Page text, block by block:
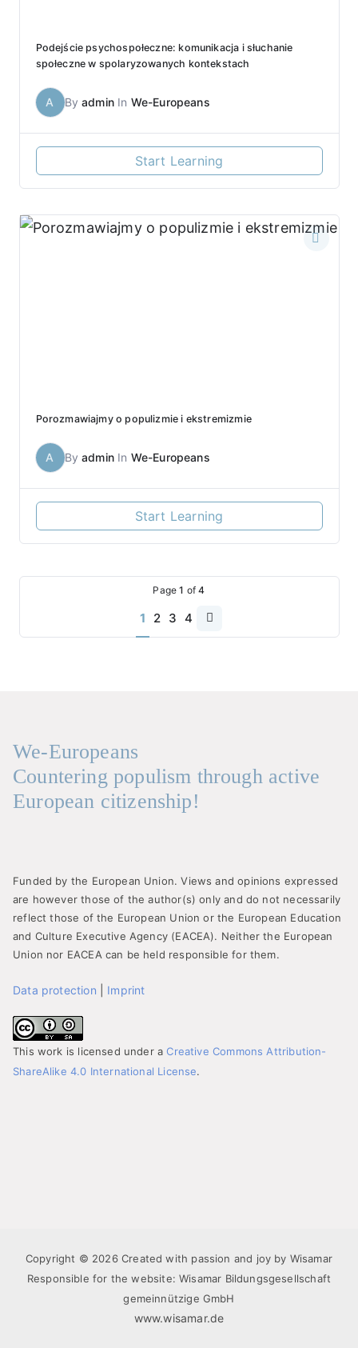
Podejście psychospołeczne: komunikacja i słuchanie
społeczne w spolaryzowanych kontekstach
A ByadminIn We-Europeans
Start Learning
Porozmawiajmy o populizmie i ekstremizmie
A ByadminIn We-Europeans
Start Learning
Page1 of4
1 2 3 4
Next
We-Europeans
Countering populism through active
European citizenship!
Funded by the European Union. Views and opinions expressed
are however those of the author(s) only and do not necessarily
reflect those of the European Union or the European Education
and Culture Executive Agency (EACEA). Neither the European
Union nor EACEA can be held responsible for them.
Data protection Imprint
This work is licensed under aCreative Commons Attribution-
ShareAlike 4.0 International License.
Copyright © 2026 Created with passion and joy by Wisamar
Responsible for the website: Wisamar Bildungsgesellschaft
gemeinnützige GmbH
www.wisamar.de